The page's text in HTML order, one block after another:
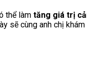
thể làm tăng giá trị
sẽ cùng anh chị